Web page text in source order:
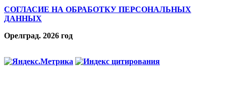
СОГЛАСИЕ НА ОБРАБОТКУ ПЕРСОНАЛЬНЫХ
ДАННЫХ
Орелград. 2026 год